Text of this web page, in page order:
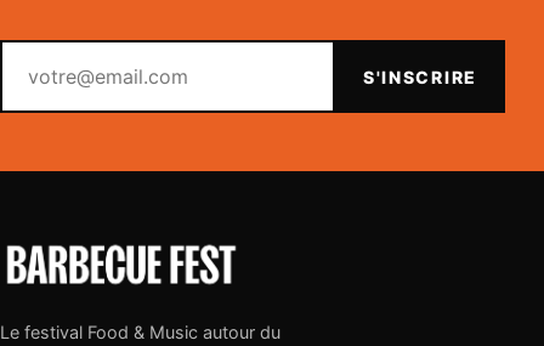
S'INSCRIRE
Le festival Food & Music autour du